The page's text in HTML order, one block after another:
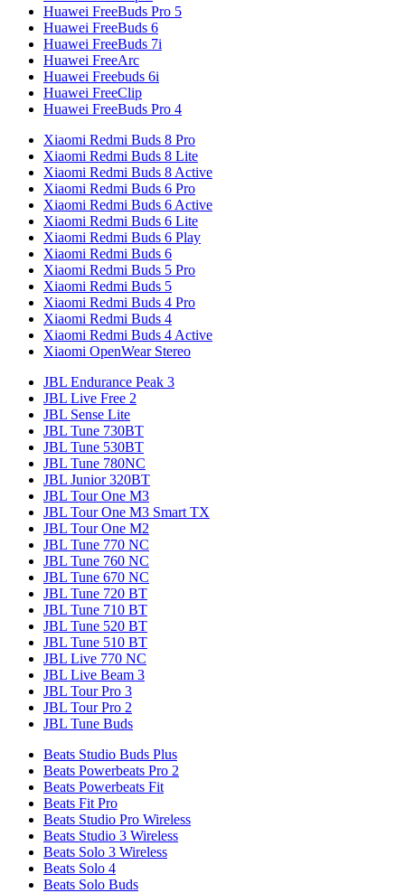
Huawei FreeBuds Pro 5
Huawei FreeBuds 6
Huawei FreeBuds 7i
Huawei FreeArc
Huawei Freebuds 6i
Huawei FreeClip
Huawei FreeBuds Pro 4
Xiaomi Redmi Buds 8 Pro
Xiaomi Redmi Buds 8 Lite
Xiaomi Redmi Buds 8 Active
Xiaomi Redmi Buds 6 Pro
Xiaomi Redmi Buds 6 Active
Xiaomi Redmi Buds 6 Lite
Xiaomi Redmi Buds 6 Play
Xiaomi Redmi Buds 6
Xiaomi Redmi Buds 5 Pro
Xiaomi Redmi Buds 5
Xiaomi Redmi Buds 4 Pro
Xiaomi Redmi Buds 4
Xiaomi Redmi Buds 4 Active
Xiaomi OpenWear Stereo
JBL Endurance Peak 3
JBL Live Free 2
JBL Sense Lite
JBL Tune 730BT
JBL Tune 530BT
JBL Tune 780NC
JBL Junior 320BT
JBL Tour One M3
JBL Tour One M3 Smart TX
JBL Tour One M2
JBL Tune 770 NC
JBL Tune 760 NC
JBL Tune 670 NC
JBL Tune 720 BT
JBL Tune 710 BT
JBL Tune 520 BT
JBL Tune 510 BT
JBL Live 770 NC
JBL Live Beam 3
JBL Tour Pro 3
JBL Tour Pro 2
JBL Tune Buds
Beats Studio Buds Plus
Beats Powerbeats Pro 2
Beats Powerbeats Fit
Beats Fit Pro
Beats Studio Pro Wireless
Beats Studio 3 Wireless
Beats Solo 3 Wireless
Beats Solo 4
Beats Solo Buds